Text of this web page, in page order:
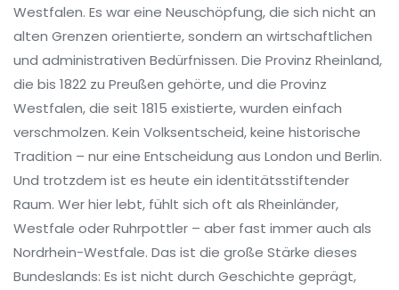
Westfalen. Es war eine Neuschöpfung, die sich nicht an
alten Grenzen orientierte, sondern an wirtschaftlichen
und administrativen Bedürfnissen. Die Provinz Rheinland,
die bis 1822 zu Preußen gehörte, und die Provinz
Westfalen, die seit 1815 existierte, wurden einfach
verschmolzen. Kein Volksentscheid, keine historische
Tradition – nur eine Entscheidung aus London und Berlin.
Und trotzdem ist es heute ein identitätsstiftender
Raum. Wer hier lebt, fühlt sich oft als Rheinländer,
Westfale oder Ruhrpottler – aber fast immer auch als
Nordrhein-Westfale. Das ist die große Stärke dieses
Bundeslands: Es ist nicht durch Geschichte geprägt,